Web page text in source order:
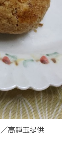
高靜玉提供